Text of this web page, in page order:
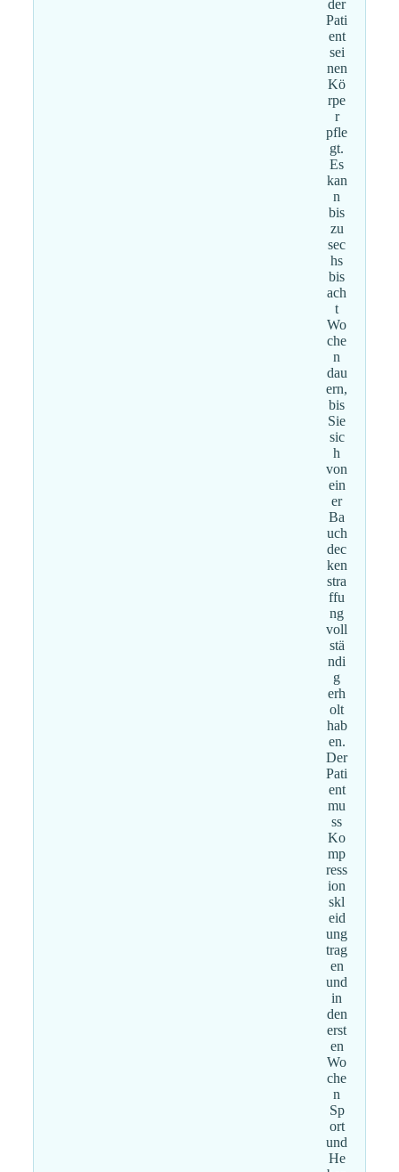
der
Pati
ent
sei
nen
Kö
rpe
r
pfle
gt.
Es
kan
n
bis
zu
sec
hs
bis
ach
t
Wo
che
n
dau
ern,
bis
Sie
sic
h
von
ein
er
Ba
uch
dec
ken
stra
ffu
ng
voll
stä
ndi
g
erh
olt
hab
en.
Der
Pati
ent
mu
ss
Ko
mp
ress
ion
skl
eid
ung
trag
en
und
in
den
erst
en
Wo
che
n
Sp
ort
und
He